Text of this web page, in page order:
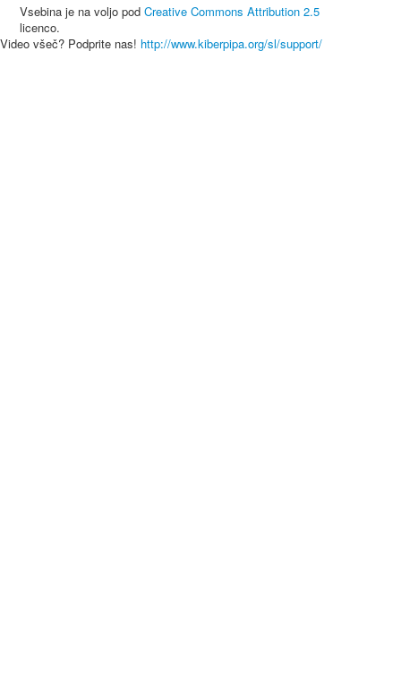
Vsebina je na voljo pod Creative Commons Attribution 2.5
licenco.
Video všeč? Podprite nas! http://www.kiberpipa.org/sl/support/